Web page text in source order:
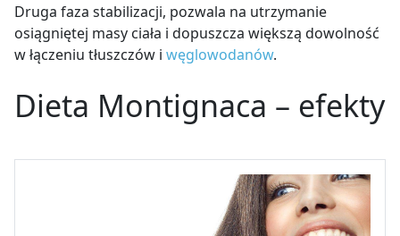
Druga faza stabilizacji, pozwala na utrzymanie
osiągniętej masy ciała i dopuszcza większą dowolność
w łączeniu tłuszczów i węglowodanów.
Dieta Montignaca – efekty